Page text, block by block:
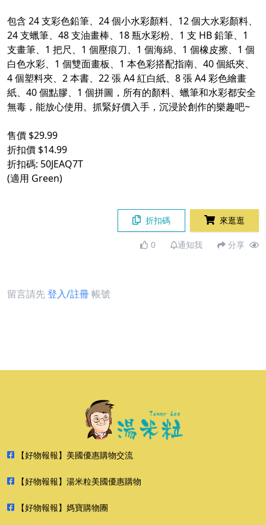
包含 24 支彩色鉛筆、24 個小水彩顏料、12 個大水彩顏料、
24 支蠟筆、48 支油畫棒、18 瓶水彩粉、1 支 HB 鉛筆、1
支畫筆、1 把尺、1 個壓痕刀、1 個海綿、1 個橡皮擦、1 個
白色水彩、1 個雙面畫板、1 本色彩搭配指南、40 個紙夾、
4 個塑料夾、2 本書、22 張 A4 紅白紙、8 張 A4 彩色繪畫
紙、40 個點膠、1 個拼圖，所有的顏料、蠟筆和水彩都安全
無毒，能放心使用。抓緊好價入手，沉浸於創作的樂趣吧~
售價 $29.99
折扣價 $14.99
折扣碼: 50JEAQ7T
(適用 Green)
折扣碼 來逛逛
0 通知我 分享
留言請先登入/註冊帳號
【好物報報】美國優惠購物交流
【好物報報】湯米粒美國優惠購物
【好物報報】媽寶購物團